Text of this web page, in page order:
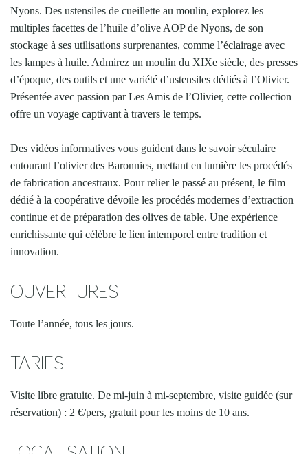
Nyons. Des ustensiles de cueillette au moulin, explorez les
multiples facettes de l’huile d’olive AOP de Nyons, de son
stockage à ses utilisations surprenantes, comme l’éclairage avec
les lampes à huile. Admirez un moulin du XIXe siècle, des presses
d’époque, des outils et une variété d’ustensiles dédiés à l’Olivier.
Présentée avec passion par Les Amis de l’Olivier, cette collection
offre un voyage captivant à travers le temps.
Des vidéos informatives vous guident dans le savoir séculaire
entourant l’olivier des Baronnies, mettant en lumière les procédés
de fabrication ancestraux. Pour relier le passé au présent, le film
dédié à la coopérative dévoile les procédés modernes d’extraction
continue et de préparation des olives de table. Une expérience
enrichissante qui célèbre le lien intemporel entre tradition et
innovation.
OUVERTURES
Toute l’année, tous les jours.
TARIFS
Visite libre gratuite. De mi-juin à mi-septembre, visite guidée (sur
réservation) : 2 €/pers, gratuit pour les moins de 10 ans.